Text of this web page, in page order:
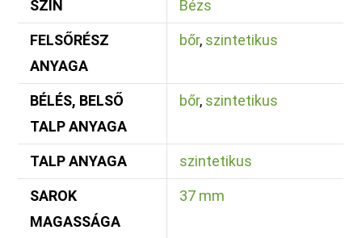
SZÍN Bézs
FELSŐRÉSZ
ANYAGA
bőr, szintetikus
BÉLÉS, BELSŐ
TALP ANYAGA
bőr, szintetikus
TALP ANYAGA szintetikus
SAROK
MAGASSÁGA
37 mm